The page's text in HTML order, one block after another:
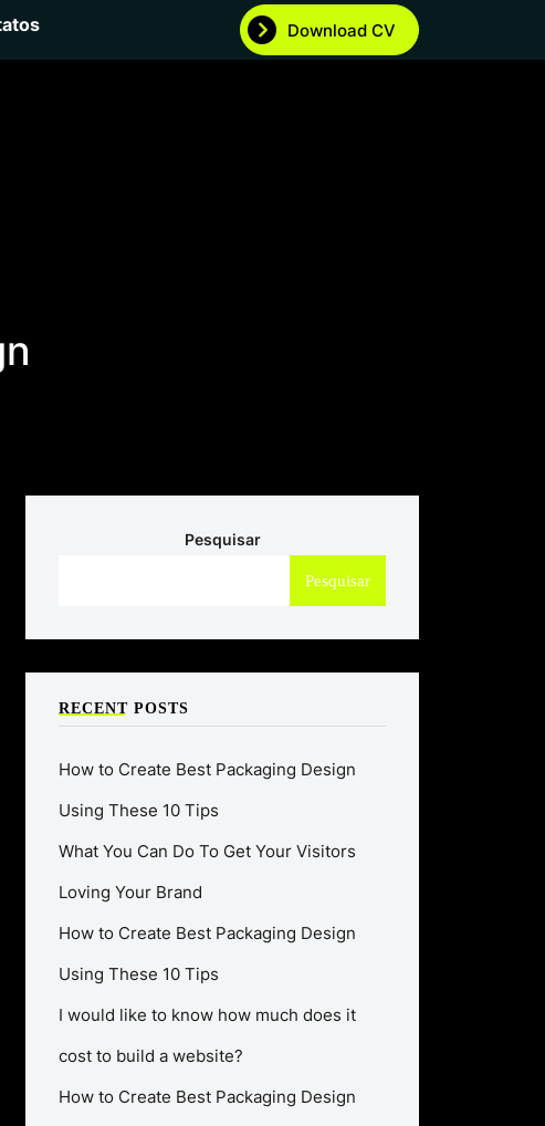
Download CV
Pesquisar
Pesquisar
RECENT POSTS
How to Create Best Packaging Design
Using These 10 Tips
What You Can Do To Get Your Visitors
Loving Your Brand
How to Create Best Packaging Design
Using These 10 Tips
I would like to know how much does it
cost to build a website?
How to Create Best Packaging Design